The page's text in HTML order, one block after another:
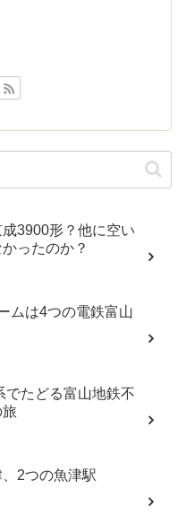
3900形？他に空い
ったのか？
ムは4つの電鉄富山
でたどる富山地鉄不
2つの魚津駅